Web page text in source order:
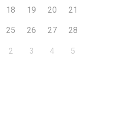
18 19 20 21
25 26 27 28
2 3 4 5